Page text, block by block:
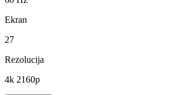
Ekran
27
Rezolucija
4k 2160p